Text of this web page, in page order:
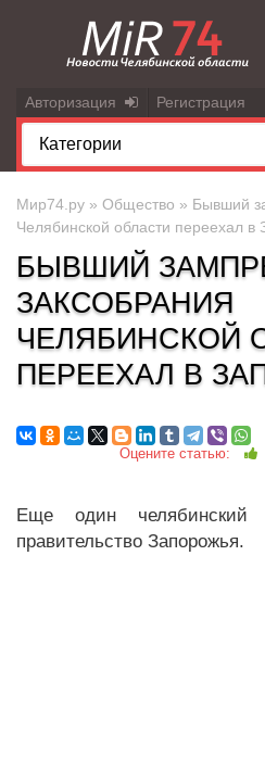
Авторизация Регистрация
Мир74.ру » Общество » Бывший
Челябинской области переехал в
БЫВШИЙ
ЗАКСОБРАНИЯ
ЧЕЛЯБИНСКОЙ
ПЕРЕЕХАЛ В
Оцените статью:
Еще один
правительство Запорожья.